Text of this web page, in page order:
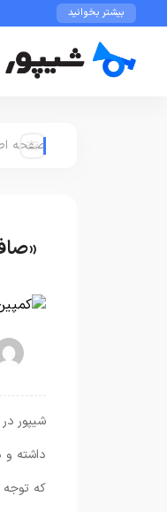
بیشتر بخوانید
صفحه
شیپور
داشته و
که توجه